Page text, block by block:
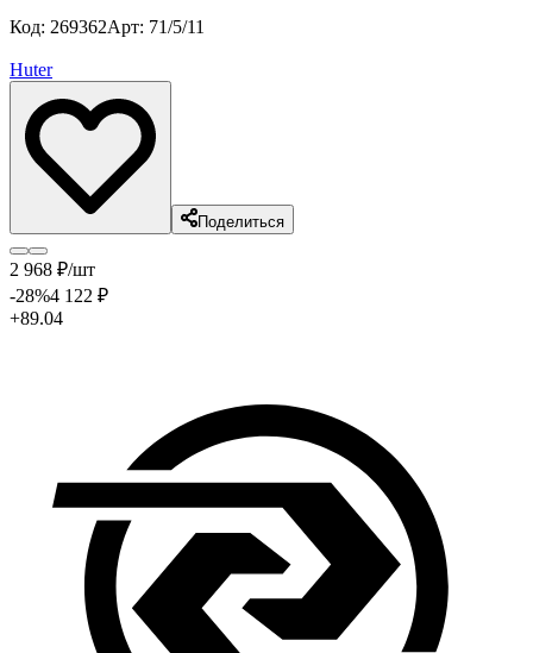
Код: 269362Арт: 71/5/11
Huter
Поделиться
2 968 ₽/шт
-28%4 122 ₽
+89.04